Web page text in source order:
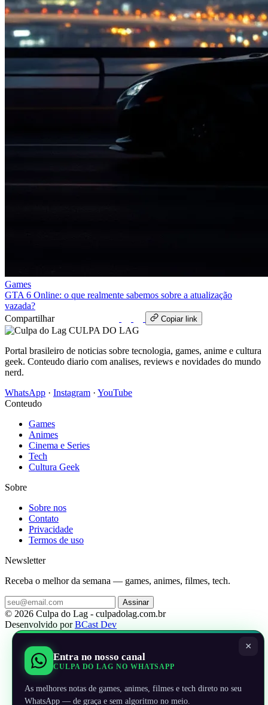
Games
GTA 6 Online: o que realmente sabemos sobre a atualização
vazada?
Compartilhar
Copiar link
CULPA DO LAG
Portal brasileiro de noticias sobre tecnologia, games, anime e cultura
geek. Conteudo diario com analises, reviews e novidades do mundo
nerd.
WhatsApp · Instagram · YouTube
Conteudo
Games
Animes
Cinema e Series
Tech
Cultura Geek
Sobre
Sobre nos
Contato
Privacidade
Termos de uso
Newsletter
Receba o melhor da semana — games, animes, filmes, tech.
Assinar
© 2026 Culpa do Lag - culpadolag.com.br
Desenvolvido porBCast Dev
×
Entra no nosso canal
CULPA DO LAG NO WHATSAPP
As melhores notas de games, animes, filmes e tech direto no seu
WhatsApp — de graça e sem algoritmo no meio.